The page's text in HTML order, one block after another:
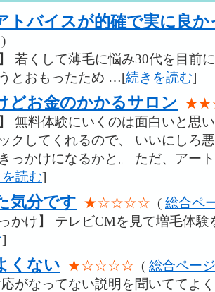
トバイスが的確で実に良か
)
若くして薄毛に悩み30代を目前
とおもったため …[続きを読む]
どお金のかかるサロン
】 無料体験にいくのは面白いと思
クしてくれるので、 いいにしろ
っかけになるかと。 ただ、アー
読む]
気分です ★☆☆☆☆ ( 総合ペ
っかけ】 テレビCMを見て増毛体
]
くない ★☆☆☆☆ ( 総合ページ
応がなってない説明を聞いててよ